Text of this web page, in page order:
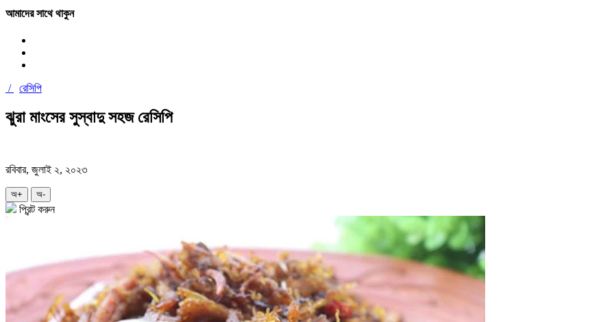
আমাদের সাথে থাকুন
/ রেসিপি
ঝুরা মাংসের সুস্বাদু সহজ রেসিপি
রবিবার, জুলাই ২, ২০২৩
অ+ অ-
প্রিন্ট করুন